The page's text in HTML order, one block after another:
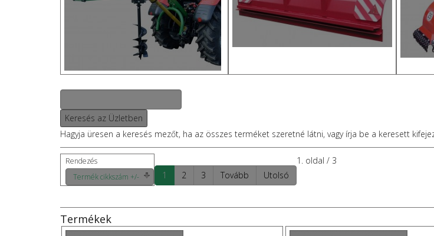
Hagyja üresen a keresés mezőt, ha az összes terméket szeretné látni, vagy írja be a keresett
Rendezés
Termék cikkszám +/-
1 2 3 Tovább Utolsó
1. oldal / 3
Termékek